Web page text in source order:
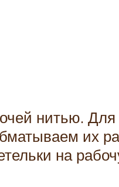
нитью. Для
их
на